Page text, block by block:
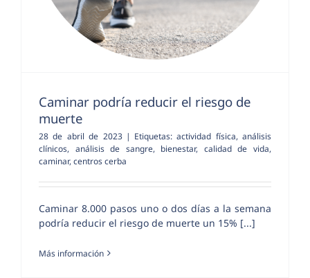
Caminar podría reducir el riesgo de
muerte
28 de abril de 2023 | Etiquetas:actividad física,análisis
clínicos, análisis de sangre, bienestar, calidad de vida,
caminar, centros cerba
Caminar 8.000 pasos uno o dos días a la semana
podría reducir el riesgo de muerte un 15% [...]
Más información